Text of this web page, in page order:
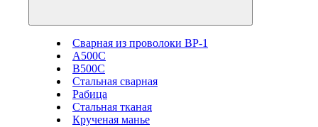
Сварная из проволоки ВР-1
А500С
В500С
Стальная сварная
Рабица
Стальная тканая
Крученая манье